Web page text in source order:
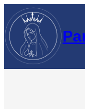
Przejdź
do
treści